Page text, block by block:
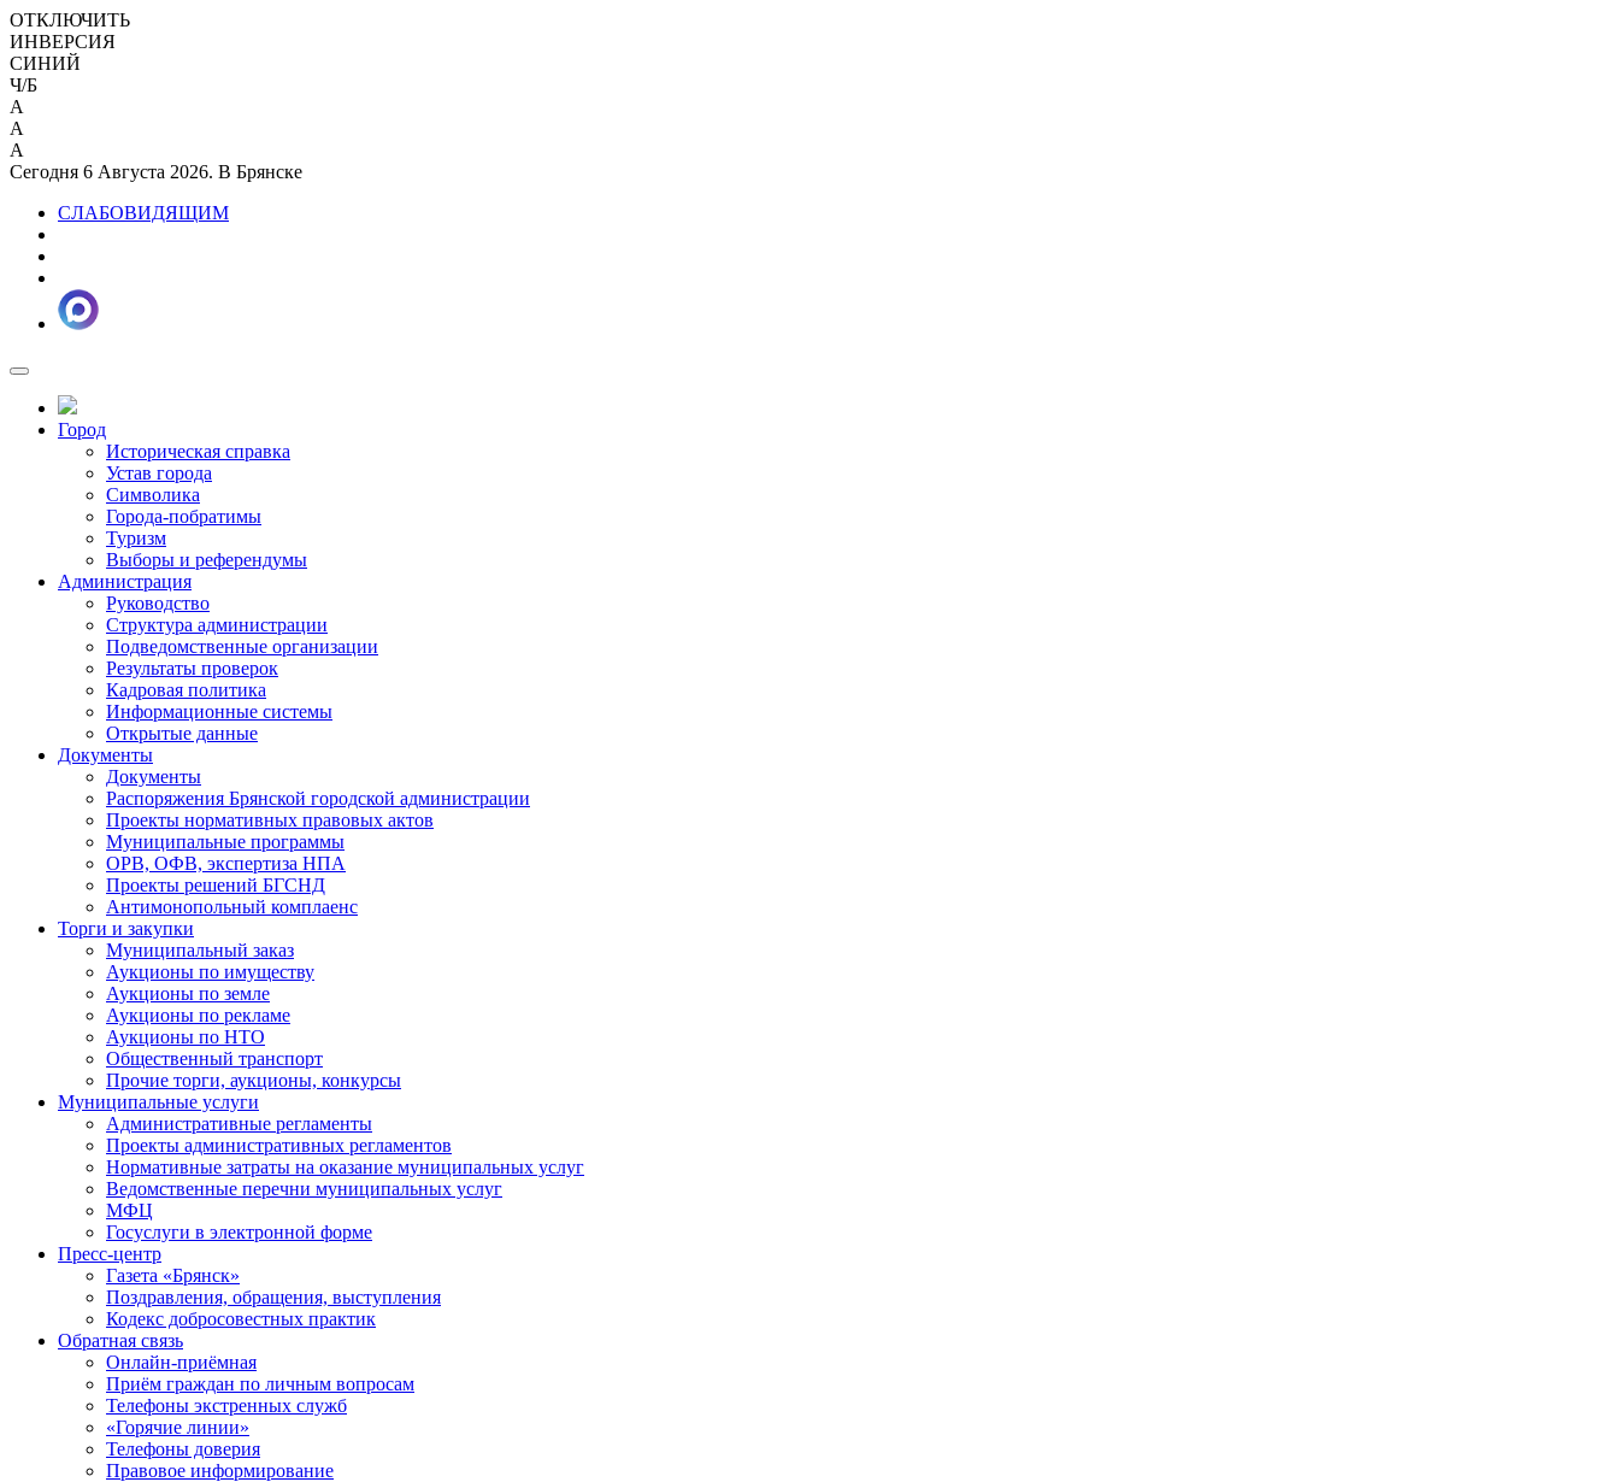
ОТКЛЮЧИТЬ
ИНВЕРСИЯ
СИНИЙ
Ч/Б
A
A
A
Сегодня 6 Августа 2026. В Брянске
СЛАБОВИДЯЩИМ
Город
Историческая справка
Устав города
Символика
Города-побратимы
Туризм
Выборы и референдумы
Администрация
Руководство
Структура администрации
Подведомственные организации
Результаты проверок
Кадровая политика
Информационные системы
Открытые данные
Документы
Документы
Распоряжения Брянской городской администрации
Проекты нормативных правовых актов
Муниципальные программы
ОРВ, ОФВ, экспертиза НПА
Проекты решений БГСНД
Антимонопольный комплаенс
Торги и закупки
Муниципальный заказ
Аукционы по имуществу
Аукционы по земле
Аукционы по рекламе
Аукционы по НТО
Общественный транспорт
Прочие торги, аукционы, конкурсы
Муниципальные услуги
Административные регламенты
Проекты административных регламентов
Нормативные затраты на оказание муниципальных услуг
Ведомственные перечни муниципальных услуг
МФЦ
Госуслуги в электронной форме
Пресс-центр
Газета «Брянск»
Поздравления, обращения, выступления
Кодекс добросовестных практик
Обратная связь
Онлайн-приёмная
Приём граждан по личным вопросам
Телефоны экстренных служб
«Горячие линии»
Телефоны доверия
Правовое информирование